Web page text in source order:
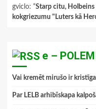
gviclo: “Starp citu, Holbeins
kokgriezumu "Luters kā
e –
Vai kremēt mirušo ir kristīga
Par LELB arhibīskapa